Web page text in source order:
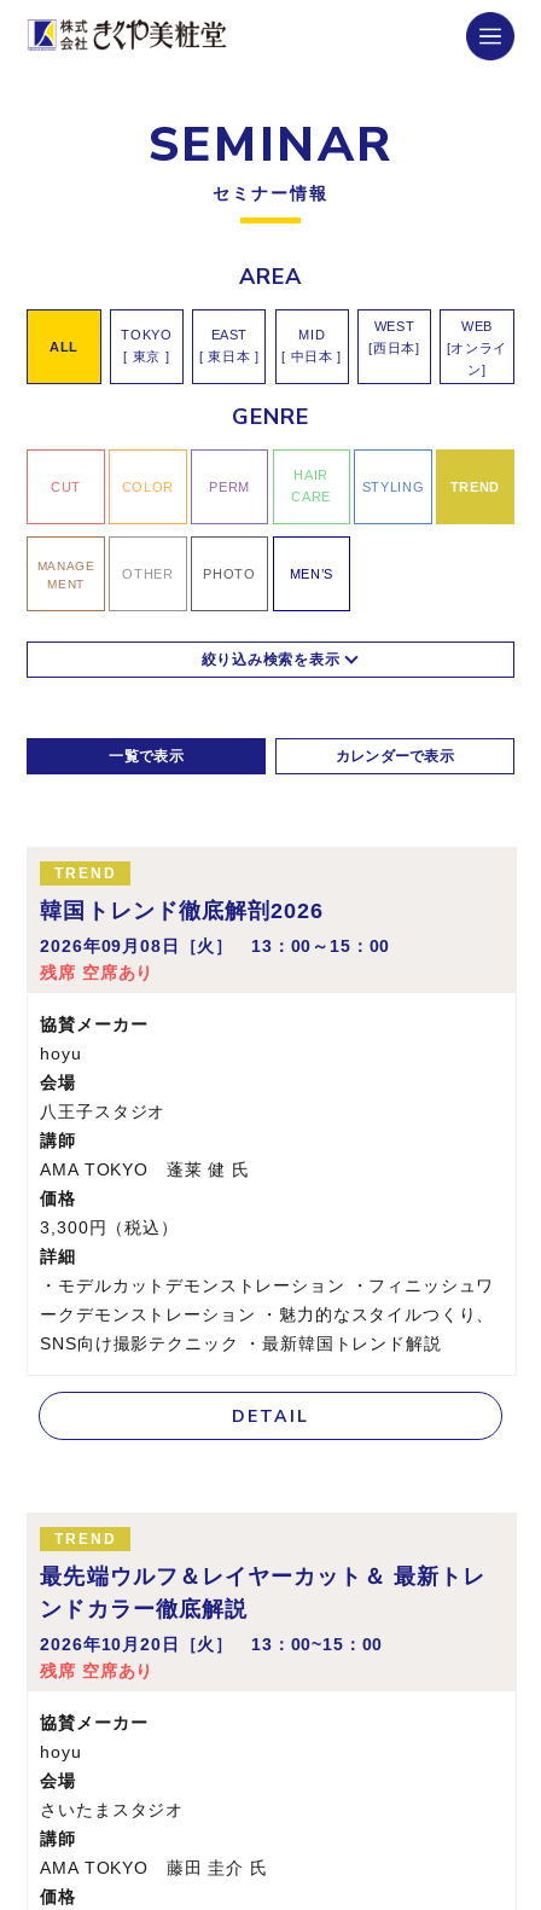
SEMINAR
セミナー情報
AREA
ALL
TOKYO
[ 東京 ]
EAST
[ 東日本 ]
MID
[ 中日本 ]
WEST
[西日本]
WEB
[オンライ
ン]
GENRE
CUT COLOR PERM
HAIR
CARE
STYLING TREND
MANAGE
MENT
OTHER PHOTO MEN’S
一覧で表示 カレンダーで表示
TREND
韓国トレンド徹底解剖2026
2026年09月08日［火］ 13：00～15：00
残席 空席あり
協賛メーカー
hoyu
会場
八王子スタジオ
講師
AMA TOKYO 蓬莱 健 氏
価格
3,300円（税込）
詳細
・モデルカットデモンストレーション ・フィニッシュワ
ークデモンストレーション ・魅力的なスタイルつくり、
SNS向け撮影テクニック ・最新韓国トレンド解説
DETAIL
TREND
最先端ウルフ＆レイヤーカット＆ 最新トレ
ンドカラー徹底解説
2026年10月20日［火］ 13：00~15：00
残席 空席あり
協賛メーカー
hoyu
会場
さいたまスタジオ
講師
AMA TOKYO 藤田 圭介 氏
価格